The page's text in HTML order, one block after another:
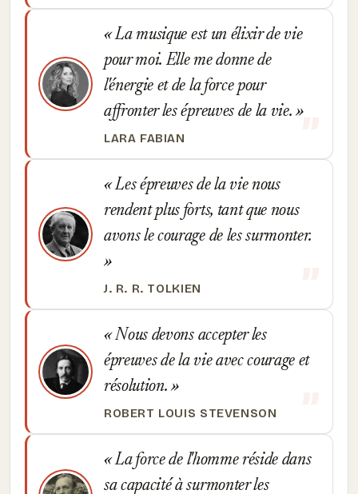
La musique est un élixir de vie
pour moi. Elle me donne de
l'énergie et de la force pour
affronter les épreuves de la vie.
LARA FABIAN
Les épreuves de la vie nous
rendent plus forts, tant que nous
avons le courage de les surmonter.
J. R. R. TOLKIEN
Nous devons accepter les
épreuves de la vie avec courage et
résolution.
ROBERT LOUIS STEVENSON
La force de l'homme réside dans
sa capacité à surmonter les